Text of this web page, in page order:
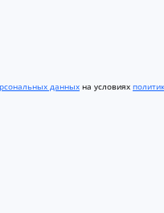
данных на условиях